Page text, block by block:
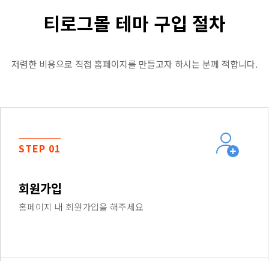
티로그몰 테마 구입 절차
저렴한 비용으로 직접 홈페이지를 만들고자 하시는 분께 적합니다.
STEP 01
회원가입
홈페이지 내 회원가입을 해주세요